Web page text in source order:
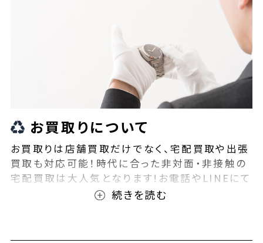
お買取りについて
お買取りは店舗買取だけでなく、宅配買取や出張
買取も対応可能！時代に合った非対面・非接触の
宅配買取は大人気となります!お電話やLINEにて
事前査定が可能となっております！また無料の宅